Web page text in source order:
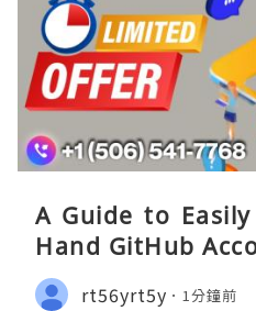
A Guide to
Hand GitHub
rt56yrt5y 1分鐘前